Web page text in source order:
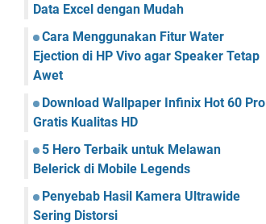
Data Excel dengan Mudah
Cara Menggunakan Fitur Water
Ejection di HP Vivo agar Speaker Tetap
Awet
Download Wallpaper Infinix Hot 60 Pro
Gratis Kualitas HD
5 Hero Terbaik untuk Melawan
Belerick di Mobile Legends
Penyebab Hasil Kamera Ultrawide
Sering Distorsi